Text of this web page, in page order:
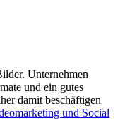
Unternehmen
und ein gutes
damit beschäftigen
und Social